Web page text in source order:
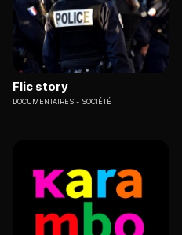
Flic story
DOCUMENTAIRES SOCIÉTÉ